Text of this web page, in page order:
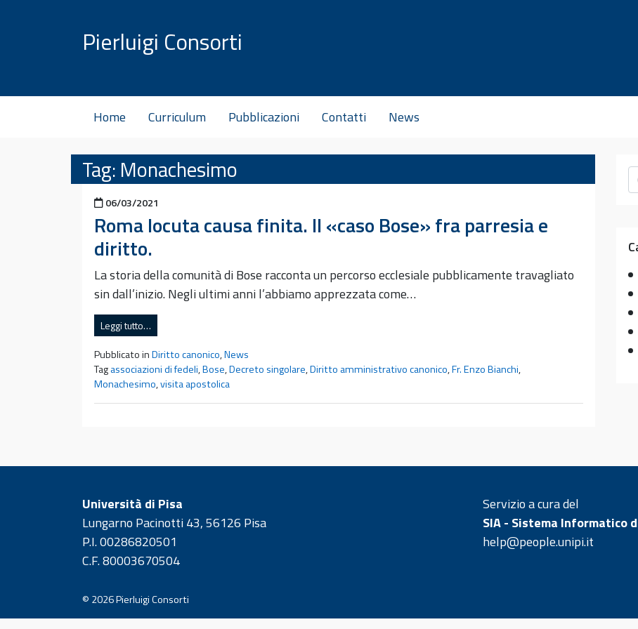
Pierluigi Consorti
Home Curriculum Pubblicazioni Contatti News
Tag: Monachesimo
Pubblicato il
06/03/2021
Roma locuta causa finita. Il «caso Bose» fra parresia e
diritto.
La storia della comunità di Bose racconta un percorso ecclesiale pubblicamente travagliato
sin dall’inizio. Negli ultimi anni l’abbiamo apprezzata come…
Leggi tutto…
Pubblicato inDiritto canonico,News
Tagassociazioni di fedeli,Bose,Decreto singolare,Diritto amministrativo canonico,Fr. Enzo Bianchi,
Monachesimo,visita apostolica
Università di Pisa
Lungarno Pacinotti 43, 56126 Pisa
P.I. 00286820501
C.F. 80003670504
Servizio a cura del
SIA - Sistema Informatico
help@people.unipi.it
© 2026Pierluigi Consorti